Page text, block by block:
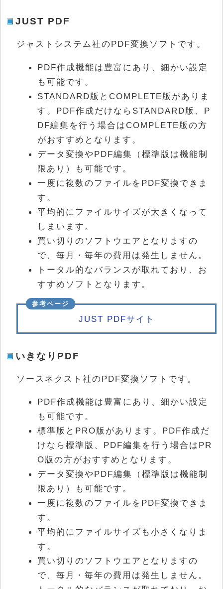
JUST PDF
ジャストシステム社のPDF変換ソフトです。
PDF作成機能は豊富にあり、細かい設定
も可能です。
STANDARD版とCOMPLETE版がありま
す。PDF作成だけならSTANDARD版、P
DF編集を行う場合はCOMPLETE版の方
がおすすめとなります。
データ変換やPDF編集（標準版は機能制
限あり）も可能です。
一度に複数のファイルをPDF変換できま
す。
平均的にファイルサイズが大きくなって
しまいます。
買い切りのソフトウエアとなりますの
で、毎月・毎年の費用は発生しません。
トータル的なバランスが取れており、お
すすめソフトとなります。
JUST PDFサイト
いきなりPDF
ソースネクスト社のPDF変換ソフトです。
PDF作成機能は豊富にあり、細かい設定
も可能です。
標準版とPRO版があります。PDF作成だ
けなら標準版、PDF編集を行う場合はPR
O版の方がおすすめとなります。
データ変換やPDF編集（標準版は機能制
限あり）も可能です。
一度に複数のファイルをPDF変換できま
す。
平均的にファイルサイズも小さくなりま
す。
買い切りのソフトウエアとなりますの
で、毎月・毎年の費用は発生しません。